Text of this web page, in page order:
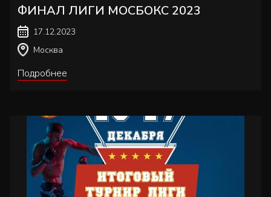
ФИНАЛ ЛИГИ МОСБОКС 2023
17.12.2023
Москва
Подробнее